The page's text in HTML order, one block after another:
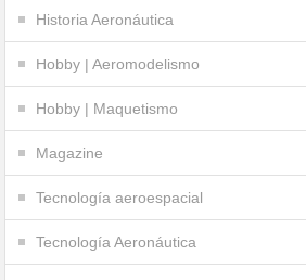
Historia Aeronáutica
Hobby | Aeromodelismo
Hobby | Maquetismo
Magazine
Tecnología aeroespacial
Tecnología Aeronáutica